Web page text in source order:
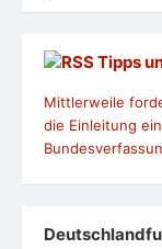
Tipps
Mittlerweile
die Einleitung